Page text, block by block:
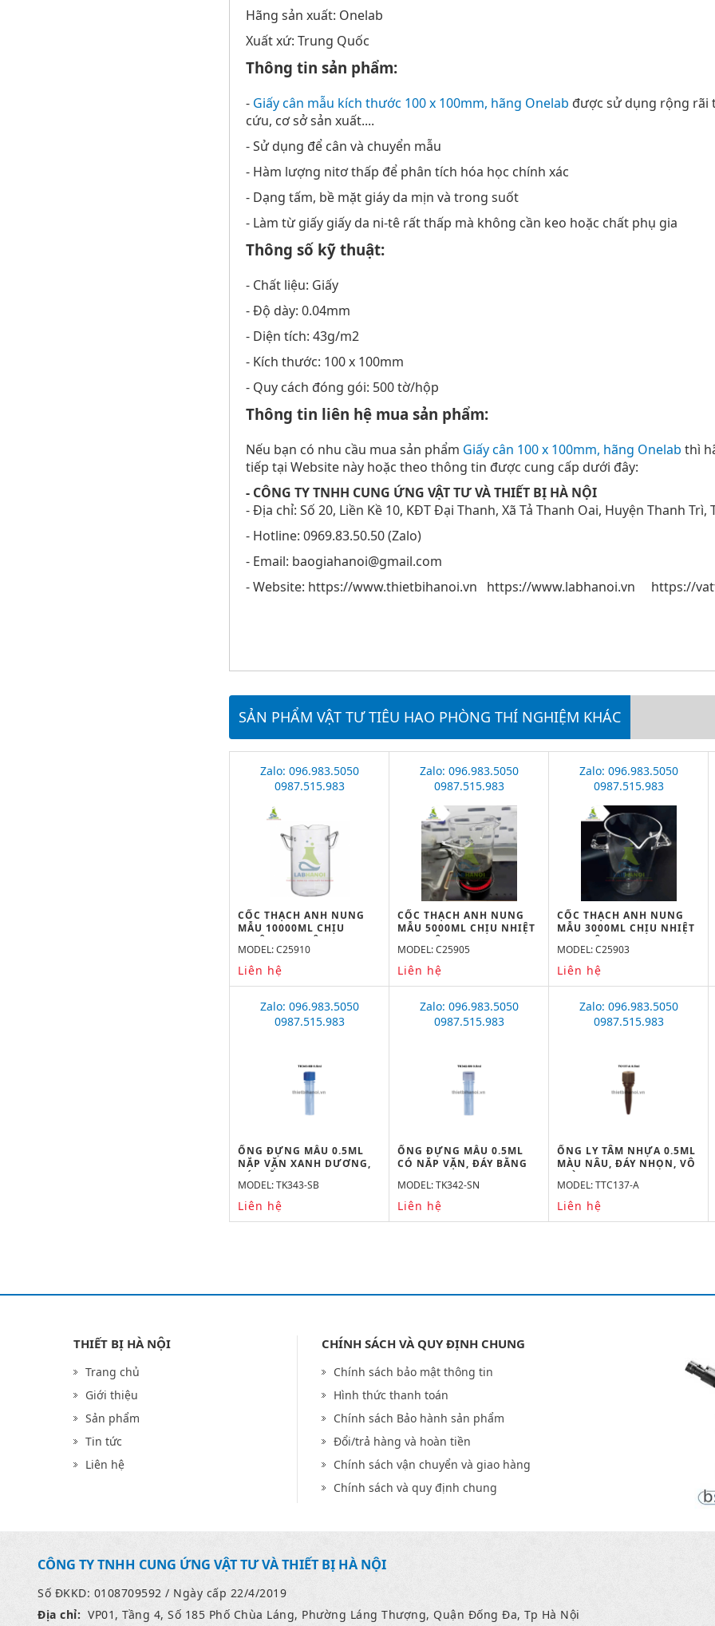
Hãng sản xuất: Onelab
Xuất xứ: Trung Quốc
Thông tin sản phẩm:
- Giấy cân mẫu kích thước 100 x 100mm, hãng Onelab được sử dụng rộng rãi
cứu, cơ sở sản xuất....
- Sử dụng để cân và chuyển mẫu
- Hàm lượng nitơ thấp để phân tích hóa học chính xác
- Dạng tấm, bề mặt giáy da mịn và trong suốt
- Làm từ giấy giấy da ni-tê rất thấp mà không cần keo hoặc chất phụ gia
Thông số kỹ thuật:
- Chất liệu: Giấy
- Độ dày: 0.04mm
- Diện tích: 43g/m2
- Kích thước: 100 x 100mm
- Quy cách đóng gói: 500 tờ/hộp
Thông tin liên hệ mua sản phẩm:
Nếu bạn có nhu cầu mua sản phẩm Giấy cân 100 x 100mm, hãng Onelab thì
tiếp tại Website này hoặc theo thông tin được cung cấp dưới đây:
- CÔNG TY TNHH CUNG ỨNG VẬT TƯ VÀ THIẾT BỊ HÀ NỘI
- Địa chỉ: Số 20, Liền Kề 10, KĐT Đại Thanh, Xã Tả Thanh Oai, Huyện Thanh Trì,
- Hotline: 0969.83.50.50 (Zalo)
- Email: baogiahanoi@gmail.com
- Website: https://www.thietbihanoi.vn https://www.labhanoi.vn https://
SẢN PHẨM VẬT TƯ TIÊU HAO PHÒNG THÍ NGHIỆM KHÁC
Zalo: 096.983.5050
0987.515.983
CỐC THẠCH ANH NUNG
MẪU 10000ML CHỊU
NHIỆT 1600 ĐỘ C
MODEL: C25910
Liên hệ
Zalo: 096.983.5050
0987.515.983
CỐC THẠCH ANH NUNG
MẪU 5000ML CHỊU NHIỆT
1600 ĐỘ C
MODEL: C25905
Liên hệ
Zalo: 096.983.5050
0987.515.983
CỐC THẠCH ANH NUNG
MẪU 3000ML CHỊU NHIỆT
1600 ĐỘ C
MODEL: C25903
Liên hệ
Zalo: 096.983.5050
0987.515.983
ỐNG ĐỰNG MẪU 0.5ML
NẮP VẶN XANH DƯƠNG,
ĐÁY BẰNG
MODEL: TK343-SB
Liên hệ
Zalo: 096.983.5050
0987.515.983
ỐNG ĐỰNG MẪU 0.5ML
CÓ NẮP VẶN, ĐÁY BẰNG
MODEL: TK342-SN
Liên hệ
Zalo: 096.983.5050
0987.515.983
ỐNG LY TÂM NHỰA 0.5ML
MÀU NÂU, ĐÁY NHỌN, VÔ
TRÙNG
MODEL: TTC137-A
Liên hệ
THIẾT BỊ HÀ NỘI
Trang chủ
Giới thiệu
Sản phẩm
Tin tức
Liên hệ
CHÍNH SÁCH VÀ QUY ĐỊNH CHUNG
Chính sách bảo mật thông tin
Hình thức thanh toán
Chính sách Bảo hành sản phẩm
Đổi/trả hàng và hoàn tiền
Chính sách vận chuyển và giao hàng
Chính sách và quy định chung
CÔNG TY TNHH CUNG ỨNG VẬT TƯ VÀ THIẾT BỊ HÀ NỘI
Số ĐKKD: 0108709592 / Ngày cấp 22/4/2019
Địa chỉ: VP01, Tầng 4, Số 185 Phố Chùa Láng, Phường Láng Thượng, Quận Đống Đa, Tp Hà Nội